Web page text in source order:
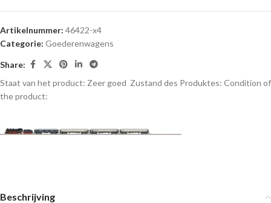
Artikelnummer: 46422-x4
Categorie: Goederenwagens
Share:
Staat van het product: Zeer goed Zustand des Produktes: Condition of
the product:
Beschrijving